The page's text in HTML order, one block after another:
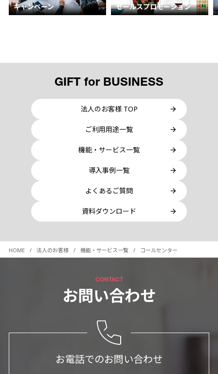
キャンペーン セールスプロモーション
GIFT for BUSINESS
法人のお客様 TOP
ご利用用途一覧
機能・サービス一覧
導入事例一覧
よくあるご質問
資料ダウンロード
HOME 法人のお客様 機能・サービス一覧 コールセンター
CONTACT
お問い合わせ
お電話でのお問い合わせ